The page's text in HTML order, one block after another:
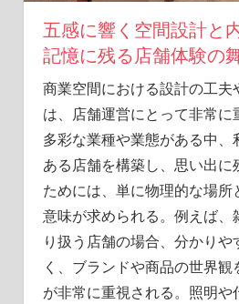
す！
五感に響く空間設計と
記憶に残る店舗体験の
商業空間における設計の工夫
は、店舗運営にとって非常に
多彩な業種や業態がある中、
ある店舗を構築し、思い出に
ためには、単に物理的な場
意味が求められる。例えば、
り扱う店舗の場合、分かり
く、ブランドや商品の世界
が非常に重視される。照明や